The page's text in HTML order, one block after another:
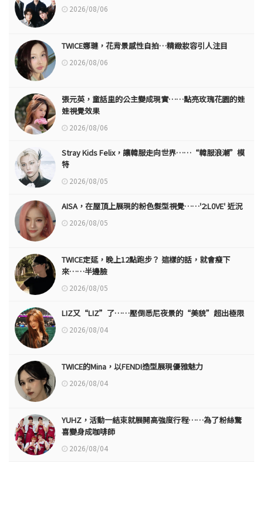
2026/08/06
TWICE娜璉，花背景感性自拍…精緻妝容引人注目
2026/08/06
張元英，童話里的公主變成現實……點亮玫瑰花園的娃
娃視覺效果
2026/08/06
Stray Kids Felix，讓韓服走向世界……“韓服浪潮”模
特
2026/08/05
AISA，在屋頂上展現的粉色髮型視覺……'2:L0VE' 近況
2026/08/05
TWICE定延，晚上12點跑步？ 這樣的話，就會瘦下
來……半邊臉
2026/08/05
LIZ又“LIZ”了……壓倒悉尼夜景的“美貌”超出極限
2026/08/04
TWICE的Mina，以FENDI造型展現優雅魅力
2026/08/04
YUHZ，活動一結束就展開高強度行程……為了粉絲驚
喜變身成咖啡師
2026/08/04